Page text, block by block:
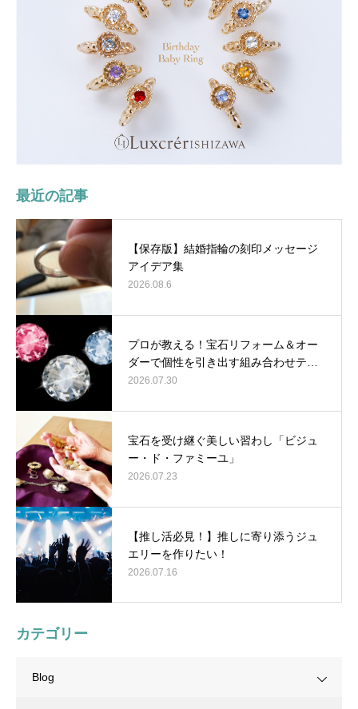
最近の記事
【保存版】結婚指輪の刻印メッセージ
アイデア集
2026.08.6
プロが教える！宝石リフォーム＆オー
ダーで個性を引き出す組み合わせテ…
2026.07.30
宝石を受け継ぐ美しい習わし「ビジュ
ー・ド・ファミーユ」
2026.07.23
【推し活必見！】推しに寄り添うジュ
エリーを作りたい！
2026.07.16
カテゴリー
Blog